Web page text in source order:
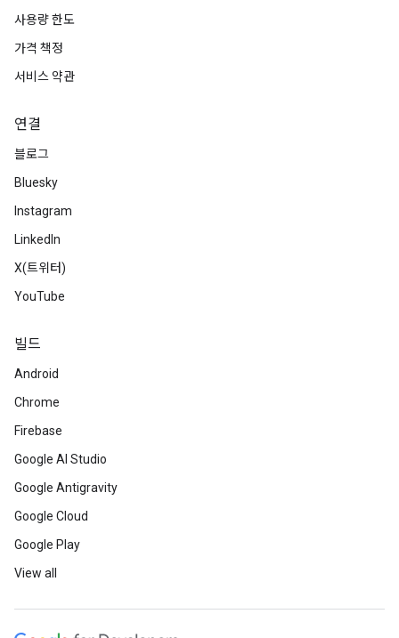
사용량 한도
가격 책정
서비스 약관
연결
블로그
Bluesky
Instagram
LinkedIn
X(트위터)
YouTube
빌드
Android
Chrome
Firebase
Google AI Studio
Google Antigravity
Google Cloud
Google Play
View all